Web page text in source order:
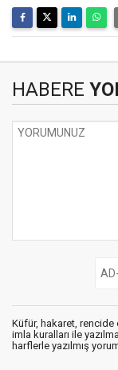
HABERE
Küfür, hakaret, rencide
imla kuralları ile
harflerle yazılmış